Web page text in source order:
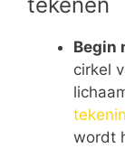
Begin
cirkel
wordt